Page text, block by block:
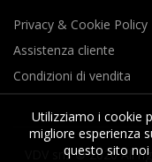
Privacy & Cookie Policy
Assistenza cliente
Condizioni di vendita
VDV srls © 2020 All
Utilizziamo i cookie
migliore esperienza
questo sito noi